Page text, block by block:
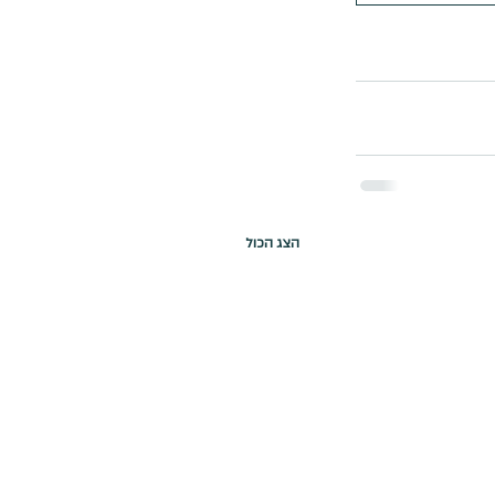
הצג הכול